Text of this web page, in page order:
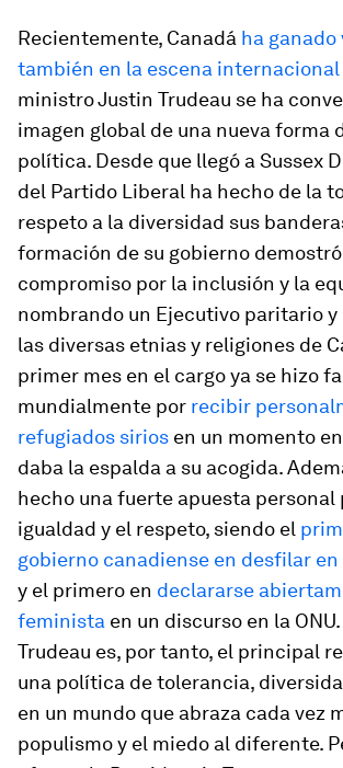
Recientemente, Canadá ha
también en la escena internacional
ministro Justin Trudeau se ha
imagen global de una nueva forma
política. Desde que llegó a Sussex
del Partido Liberal ha hecho de la
respeto a la diversidad sus
formación de su gobierno demostró
compromiso por la inclusión y la
nombrando un Ejecutivo paritario
las diversas etnias y religiones de
primer mes en el cargo ya se hizo
mundialmente por recibir
refugiados sirios en un momento
daba la espalda a su acogida.
hecho una fuerte apuesta personal
igualdad y el respeto, siendo el
gobierno canadiense en desfilar en
y el primero en declararse
feminista en un discurso en la
Trudeau es, por tanto, el principal
una política de tolerancia,
en un mundo que abraza cada vez
populismo y el miedo al diferente.